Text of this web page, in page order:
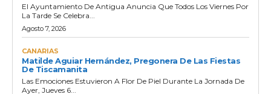
El Ayuntamiento De Antigua Anuncia Que Todos Los Viernes Por
La Tarde Se Celebra...
Agosto 7, 2026
CANARIAS
Matilde Aguiar Hernández, Pregonera De Las Fiestas
De Tiscamanita
Las Emociones Estuvieron A Flor De Piel Durante La Jornada De
Ayer, Jueves 6...